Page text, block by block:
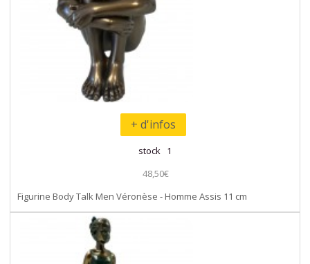
+ d'infos
stock 1
48,50€
Figurine Body Talk Men Véronèse - Homme Assis 11 cm